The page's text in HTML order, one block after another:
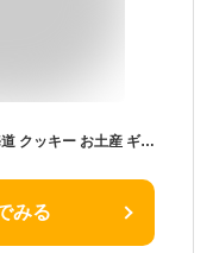
トラピストクッキー 24袋入 1袋3枚入 北海道 クッキー お土産 ギフト プレゼント お菓子 バター トラピスト 函館バレンタイン
みる